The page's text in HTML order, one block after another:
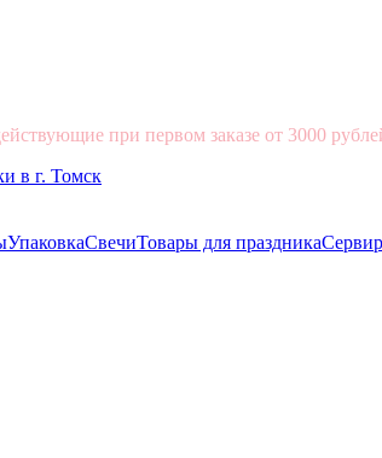
при первом заказе от 3000
УпаковкаСвечиТовары для праздника